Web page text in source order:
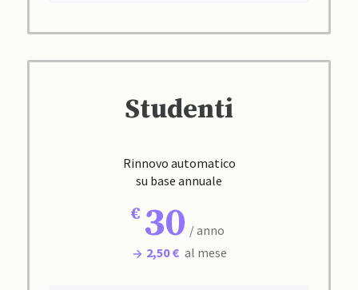
Studenti
Rinnovo automatico
su base annuale
30 / anno
2,50 € al mese